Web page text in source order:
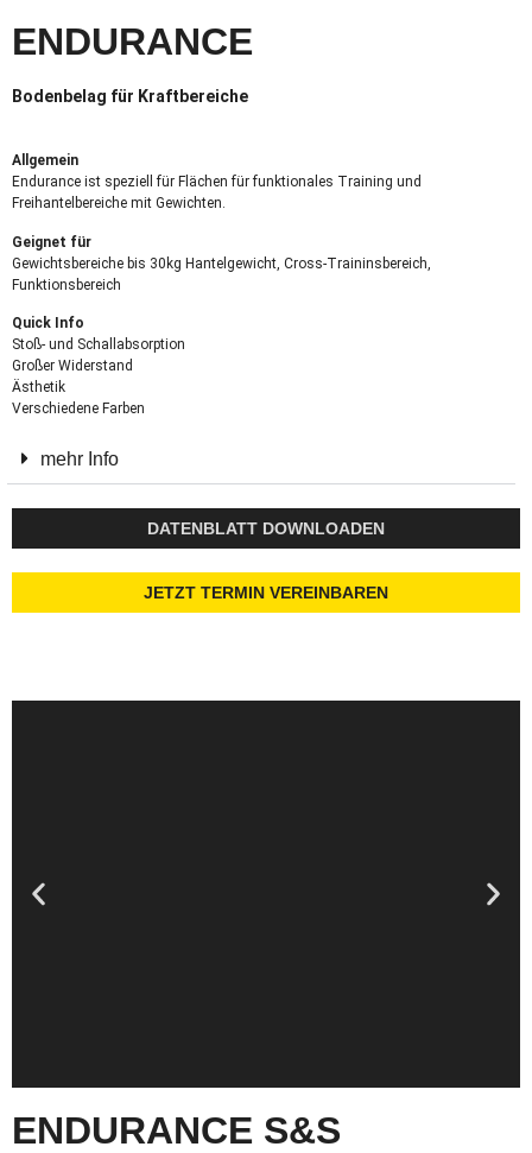
ENDURANCE
Bodenbelag für Kraftbereiche
Allgemein
Endurance ist speziell für Flächen für funktionales Training und
Freihantelbereiche mit Gewichten.
Geignet für
Gewichtsbereiche bis 30kg Hantelgewicht, Cross-Traininsbereich,
Funktionsbereich
Quick Info
Stoß- und Schallabsorption
Großer Widerstand
Ästhetik
Verschiedene Farben
mehr Info
DATENBLATT DOWNLOADEN
JETZT TERMIN VEREINBAREN
ENDURANCE S&S